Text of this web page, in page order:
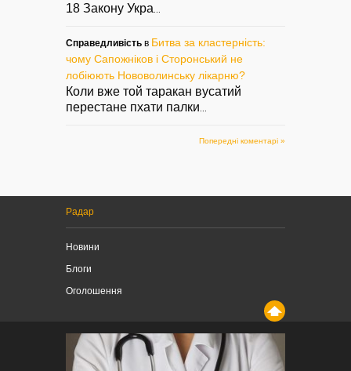
18 Закону Укра
Справедливість в Битва за кластерність:
чому Сапожніков і Сторонський не
лобіюють Нововолинську лікарню?
Коли вже той таракан вусатий
перестане пхати палки
Попередні коментарі »
Радар
Новини
Блоги
Оголошення